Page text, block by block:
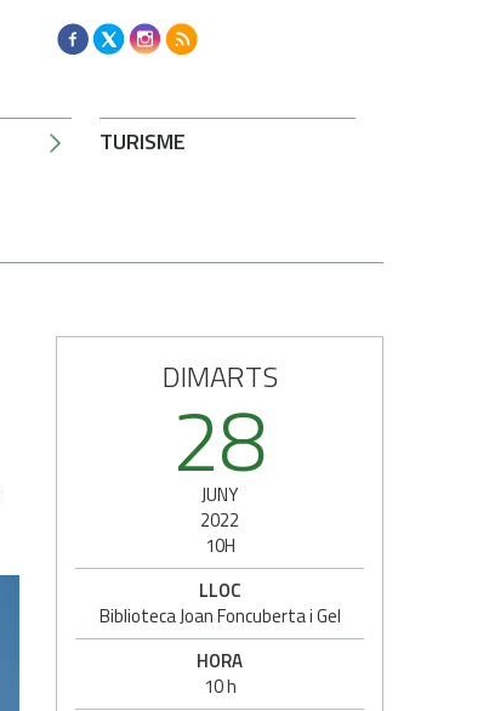
TURISME
DIMARTS
28
JUNY
2022
10H
LLOC
Biblioteca Joan Foncuberta i Gel
HORA
10 h